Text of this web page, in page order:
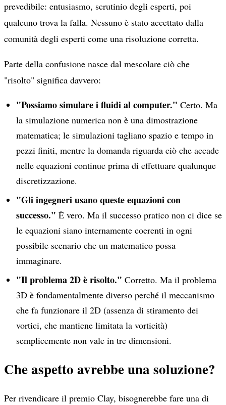
prevedibile: entusiasmo, scrutinio degli esperti, poi
qualcuno trova la falla. Nessuno è stato accettato dalla
comunità degli esperti come una risoluzione corretta.
Parte della confusione nasce dal mescolare ciò che
"risolto" significa davvero:
"Possiamo simulare i fluidi al computer." Certo. Ma
la simulazione numerica non è una dimostrazione
matematica; le simulazioni tagliano spazio e tempo in
pezzi finiti, mentre la domanda riguarda ciò che accade
nelle equazioni continue prima di effettuare qualunque
discretizzazione.
"Gli ingegneri usano queste equazioni con
successo." È vero. Ma il successo pratico non ci dice se
le equazioni siano internamente coerenti in ogni
possibile scenario che un matematico possa
immaginare.
"Il problema 2D è risolto." Corretto. Ma il problema
3D è fondamentalmente diverso perché il meccanismo
che fa funzionare il 2D (assenza di stiramento dei
vortici, che mantiene limitata la vorticità)
semplicemente non vale in tre dimensioni.
Che aspetto avrebbe una soluzione?
Per rivendicare il premio Clay, bisognerebbe fare una di